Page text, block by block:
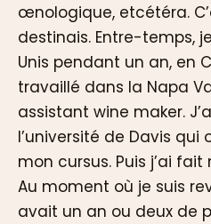
œnologique, etcétéra.
destinais. Entre-temps,
Unis pendant un an, en
travaillé dans la Napa
assistant wine maker.
l’université de Davis
mon cursus. Puis j’ai
Au moment où je suis
avait un an ou deux de